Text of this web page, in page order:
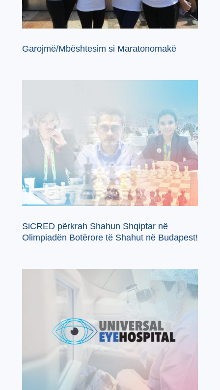
Garojmë/Mbështesim si Maratonomakë
SiCRED përkrah Shahun Shqiptar në
Olimpiadën Botërore të Shahut në Budapest!